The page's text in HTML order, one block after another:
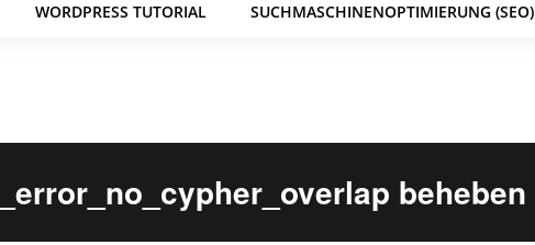
WORDPRESS TUTORIAL SUCHMASCHINENOPTIMIERUNG (SEO)
beheben